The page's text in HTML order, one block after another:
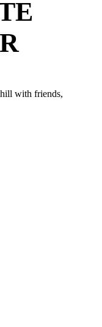
with friends,